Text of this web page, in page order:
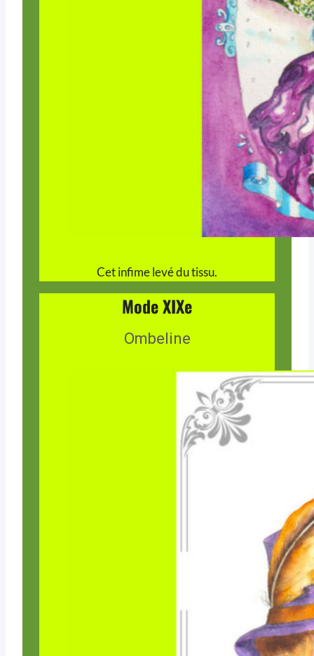
Cet infime levé du tissu.
Mode XIXe
Ombeline